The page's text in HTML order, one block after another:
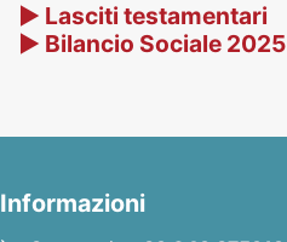
▶ Lasciti testamentari
▶ Bilancio Sociale 2025
Informazioni